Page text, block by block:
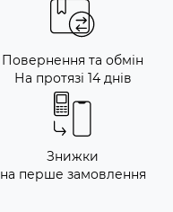
Повернення та обмін
На протязі 14 днів
Знижки
на перше замовлення